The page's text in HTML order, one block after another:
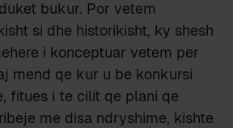
bukur. Por vetem
si dhe historikisht, ky shesh
i konceptuar vetem per
mend qe kur u be konkursi
fitues i te cilit qe plani qe
me disa ndryshime, kishte